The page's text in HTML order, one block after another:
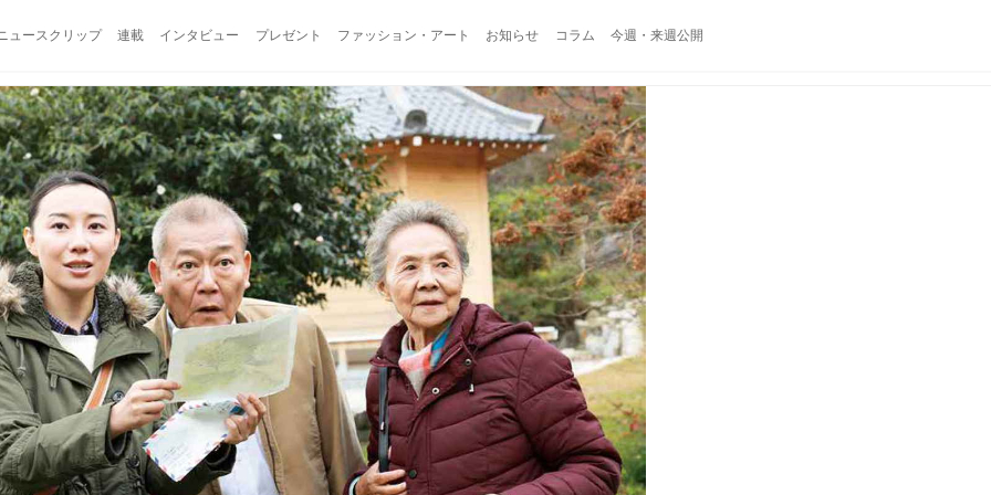
ュースクリップ 連載 インタビュー プレゼント ファッション・アート お知らせ コラム 今週・来週公開